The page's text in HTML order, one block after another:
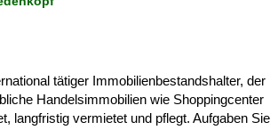
tätiger Immobilienbestandshalter, der
Handelsimmobilien wie Shoppingcenter
langfristig vermietet und pflegt. Aufgaben Sie